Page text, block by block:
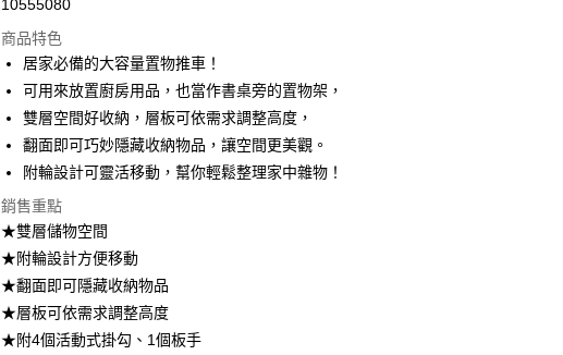
Google Pay
全盈+PAY
大哥付你分期
相關說明
【大哥付你分期使用說明】
2.付款方式選擇「大哥付你分期」，訂單成立後會自動跳轉到大哥付的交易
流程，驗證手機門號後，選擇欲分期的期數、繳款截止日，確認付款後即
3.實際核准額度、可分期數及費用金額請依後續交易確認頁面所載為準。
4.訂單成立30分鐘內，如未前往確認交易或遇審核未通過，訂單將自動取
消。如遇「轉專審核」未通過狀況，表示未達大哥付你分期系統評分，恕
無法說明評估內容。
【繳款方式說明】
ATM付款
運送方式
宅配【父親節大回饋】限時$299免運
每筆NT$150，滿NT$299(含以上)免運費
10555080
商品特色
居家必備的大容量置物推車！
可用來放置廚房用品，也當作書桌旁的置物架，
雙層空間好收納，層板可依需求調整高度，
翻面即可巧妙隱藏收納物品，讓空間更美觀。
附輪設計可靈活移動，幫你輕鬆整理家中雜物！
銷售重點
★雙層儲物空間
★附輪設計方便移動
★翻面即可隱藏收納物品
★層板可依需求調整高度
★附4個活動式掛勾、1個板手